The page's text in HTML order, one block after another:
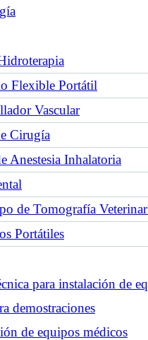
Flexible Portátil
Vascular
Cirugía
Anestesia Inhalatoria
de Tomografía
Portátiles
para instalación de
demostraciones
de equipos médicos